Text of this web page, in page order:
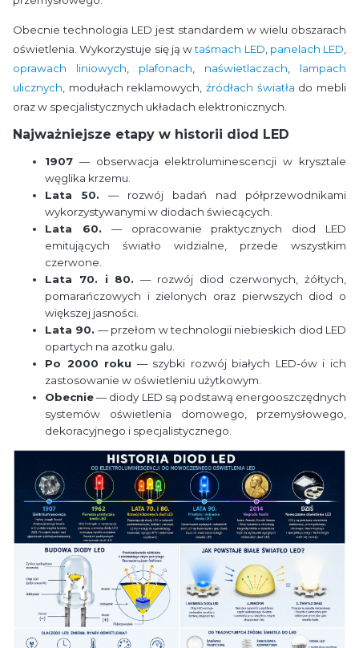
Obecnie technologia LED jest standardem w wielu obszarach
oświetlenia. Wykorzystuje się ją wtaśmach LED panelach LED
oprawach liniowych
plafonach naświetlaczach
lampach
ulicznych , modułach reklamowych, źródłach światła do mebli
oraz w specjalistycznych układach elektronicznych.
Najważniejsze etapy w historii diod LED
1907 — obserwacja elektroluminescencji w krysztale
węglika krzemu.
Lata 50. — rozwój badań nad półprzewodnikami
wykorzystywanymi w diodach świecących.
Lata 60. — opracowanie praktycznych diod LED
emitujących światło widzialne, przede wszystkim
czerwone.
Lata 70. i 80. — rozwój diod czerwonych, żółtych,
pomarańczowych i zielonych oraz pierwszych diod o
większej jasności.
Lata 90. — przełom w technologii niebieskich diod LED
opartych na azotku galu.
Po 2000 roku — szybki rozwój białych LED-ów i ich
zastosowanie w oświetleniu użytkowym.
Obecnie— diody LED są podstawą energooszczędnych
systemów oświetlenia domowego, przemysłowego,
dekoracyjnego i specjalistycznego.